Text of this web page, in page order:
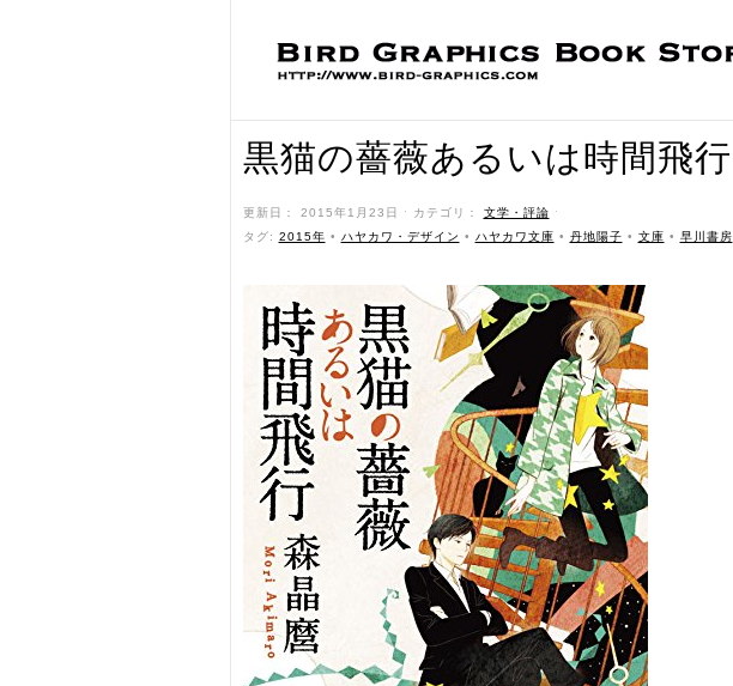
黒猫の薔薇あるいは時間飛行
更新日： 2015年1月23日 ˑ カテゴリ： 文学・評論 ˑ
タグ: 2015年 • ハヤカワ・デザイン • ハヤカワ文庫 • 丹地陽子 • 文庫 • 早川書房